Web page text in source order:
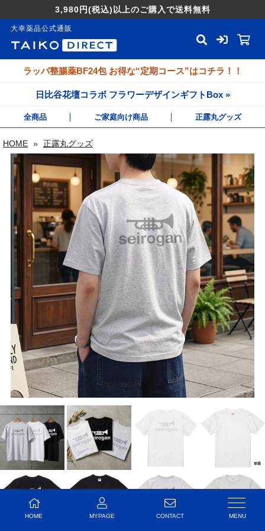
3,980円(税込) 以上のご購入で送料無料
大幸薬品公式通販
ラッパ整腸薬BF24包 お得な“定期コース”はコチラ！！
日比谷花壇コラボ フラワーデザインギフトBox »
全商品 ご家庭向け商品 正露丸グッズ
HOME » 正露丸グッズ
HOME MYPAGE CONTACT